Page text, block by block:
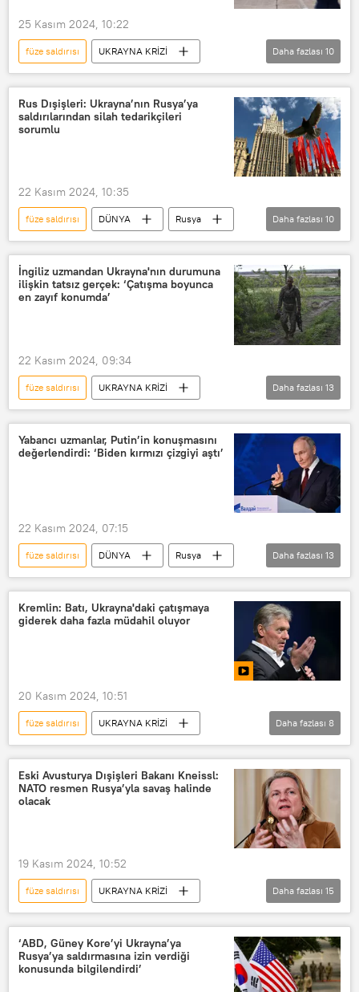
Jitomir
Latin Amerika
Odessa
Kiev
Hmelnitski
Ternopol
Dmitriy Peskov
25 Kasım 2024, 10:22
füze saldırısı
UKRAYNA KRİZİ
Rusya
Rusya Silahlı Kuvvetleri
Rus ordusu
Ukrayna
Ukrayna ordusu
yeraltı
Paralı asker
Daha fazlası 10
Rus Dışişleri: Ukrayna’nın Rusya’ya
saldırılarından silah tedarikçileri
sorumlu
22 Kasım 2024, 10:35
füze saldırısı DÜNYA
Rusya
Rusya Dışişleri Bakanlığı
Ukrayna
Batı
ABD
uzun menzilli füze
Oreşnik
Rusya Savunma Bakanlığı
Daha fazlası 10
İngiliz uzmandan Ukrayna'nın durumuna
ilişkin tatsız gerçek: ‘Çatışma boyunca
en zayıf konumda’
22 Kasım 2024, 09:34
füze saldırısı
UKRAYNA KRİZİ
İngiltere
Kraliyet Birleşik Hizmetler Enstitüsü’nün (RUSI)
Ukrayna
Ukrayna ordusu
Storm Shadow
Oreşnik
Vladimir Putin
Daha fazlası 13
Yabancı uzmanlar, Putin’in konuşmasını
değerlendirdi: ‘Biden kırmızı çizgiyi aştı’
22 Kasım 2024, 07:15
füze saldırısı DÜNYA
Rusya
Vladimir Putin
Ukrayna
Ukrayna krizi
ABD
uzun menzilli füze
uzman
ATACMS
Storm Shadow
HIMARS
Daha fazlası 13
Kremlin: Batı, Ukrayna'daki çatışmaya
giderek daha fazla müdahil oluyor
20 Kasım 2024, 10:51
füze saldırısı
UKRAYNA KRİZİ
Rusya
Kremlin
Dmitriy Peskov
ABD
Ukrayna
uzun menzilli füze
Daha fazlası 8
Eski Avusturya Dışişleri Bakanı Kneissl:
NATO resmen Rusya’yla savaş halinde
olacak
19 Kasım 2024, 10:52
füze saldırısı
UKRAYNA KRİZİ
Avusturya
Karin Kneissl
ABD
Ukrayna
uzun menzilli füze
ATACMS
Daha fazlası 15
‘ABD, Güney Kore’yi Ukrayna’ya
Rusya’ya saldırmasına izin verdiği
konusunda bilgilendirdi’